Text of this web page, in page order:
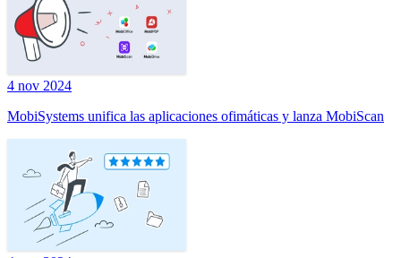
4 nov 2024
MobiSystems unifica las aplicaciones ofimáticas y lanza MobiScan